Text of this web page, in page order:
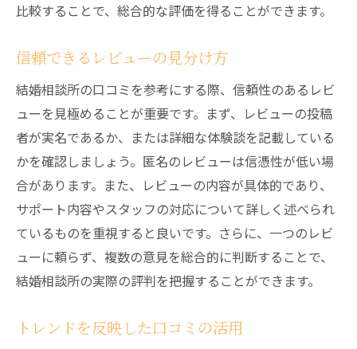
比較することで、総合的な評価を得ることができます。
信頼できるレビューの見分け方
結婚相談所の口コミを参考にする際、信頼性のあるレビ
ューを見極めることが重要です。まず、レビューの投稿
者が実名であるか、または詳細な体験談を記載している
かを確認しましょう。匿名のレビューは信憑性が低い場
合があります。また、レビューの内容が具体的であり、
サポート内容やスタッフの対応について詳しく述べられ
ているものを重視すると良いです。さらに、一つのレビ
ューに頼らず、複数の意見を総合的に判断することで、
結婚相談所の実際の評判を把握することができます。
トレンドを反映した口コミの活用